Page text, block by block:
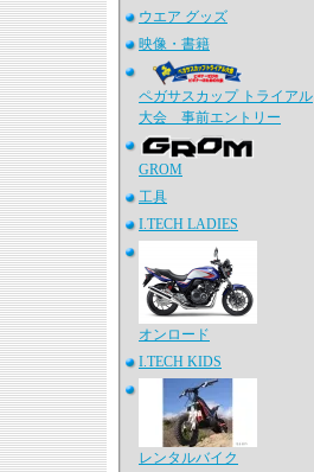
ウエア グッズ
映像・書籍
ペガサスカップ トライアル
大会 事前エントリー
GROM
工具
I.TECH LADIES
オンロード
I.TECH KIDS
レンタルバイク